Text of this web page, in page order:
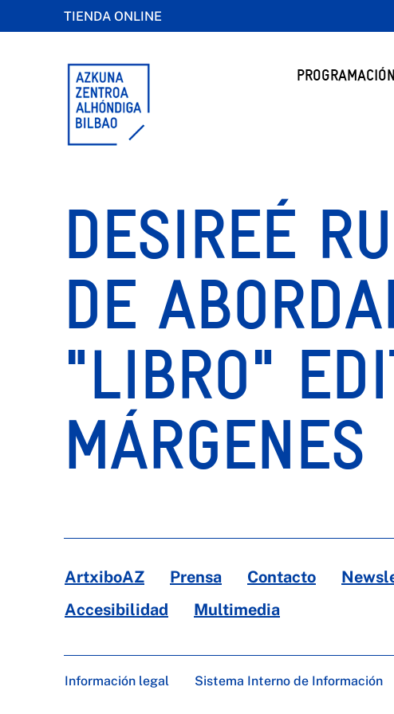
TIENDA ONLINE
DESIREÉ
DE
"LIBRO"
MÁRGENES
ArtxiboAZ Prensa Contacto
Accesibilidad
Multimedia
Información legal Sistema Interno de Información